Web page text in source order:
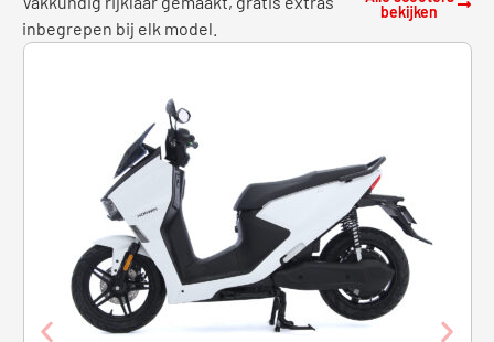
inbegrepen bij elk model.
bekijken